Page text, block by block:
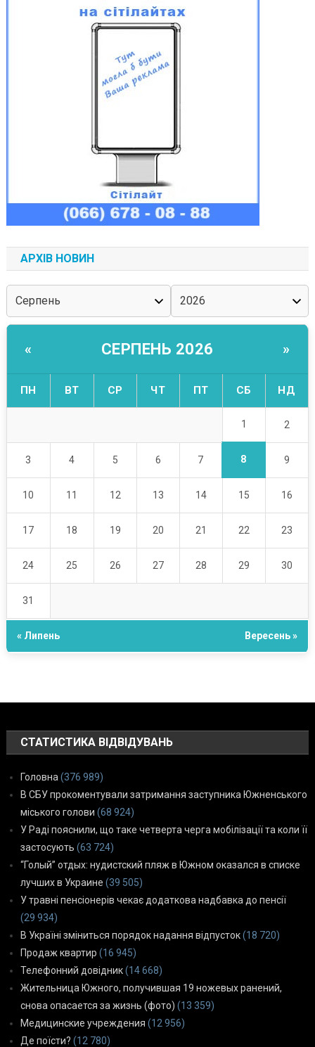
АРХІВ НОВИН
« СЕРПЕНЬ 2026 »
ПН ВТ СР ЧТ ПТ СБ НД
1 2
3 4 5 6 7 8 9
10 11 12 13 14 15 16
17 18 19 20 21 22 23
24 25 26 27 28 29 30
31
« Липень Вересень »
СТАТИСТИКА ВІДВІДУВАНЬ
Головна (376 989)
В СБУ прокоментували затримання заступника Южненського
міського голови (68 924)
У Раді пояснили, що таке четверта черга мобілізації та коли її
застосують (63 724)
“Голый” отдых: нудистский пляж в Южном оказался в списке
лучших в Украине (39 505)
У травні пенсіонерів чекає додаткова надбавка до пенсії
(29 934)
В Україні зміниться порядок надання відпусток(18 720)
Продаж квартир (16 945)
Телефонний довідник(14 668)
Жительница Южного, получившая 19 ножевых ранений,
снова опасается за жизнь (фото) (13 359)
Медицинские учреждения (12 956)
Де поїсти? (12 780)